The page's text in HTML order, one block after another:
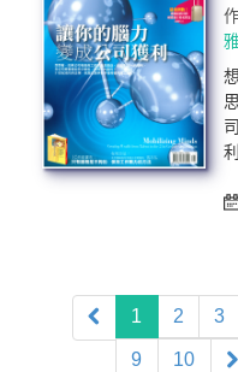
司
1 (current)
2 3
9 10